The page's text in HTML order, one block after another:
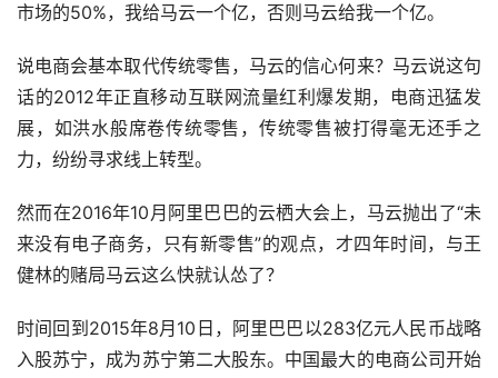
市场的50%，我给马云一个亿，否则马云给我一个亿。
说电商会基本取代传统零售，马云的信心何来？马云说这句
话的2012年正直移动互联网流量红利爆发期，电商迅猛发
展，如洪水般席卷传统零售，传统零售被打得毫无还手之
力，纷纷寻求线上转型。
然而在2016年10月阿里巴巴的云栖大会上，马云抛出了“未
来没有电子商务，只有新零售”的观点，才四年时间，与王
健林的赌局马云这么快就认怂了？
时间回到2015年8月10日，阿里巴巴以283亿元人民币战略
入股苏宁，成为苏宁第二大股东。中国最大的电商公司开始